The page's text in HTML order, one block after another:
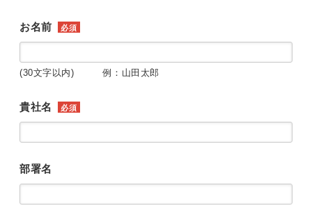
お名前 必須
(30文字以内) 例：山田太郎
貴社名 必須
部署名